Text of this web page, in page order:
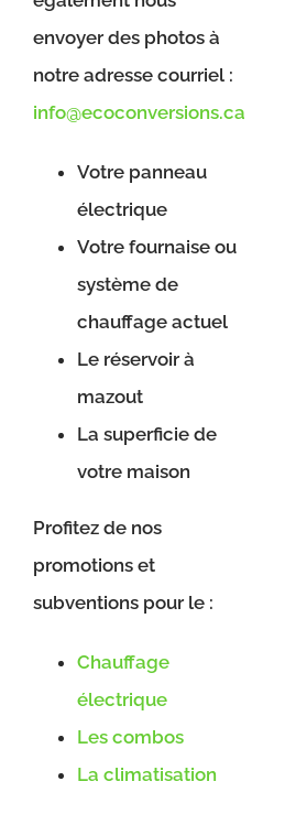
envoyer des photos à
notre adresse courriel :
info@ecoconversions.ca
Votre panneau
électrique
Votre fournaise ou
système de
chauffage actuel
Le réservoir à
mazout
La superficie de
votre maison
Profitez de nos
promotions et
subventions pour le :
Chauffage
électrique
Les combos
La climatisation